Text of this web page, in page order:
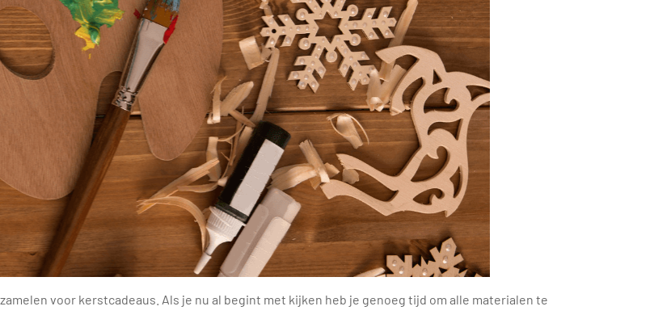
voor kerstcadeaus. Als je nu al begint met kijken heb je genoeg tijd om alle materialen te